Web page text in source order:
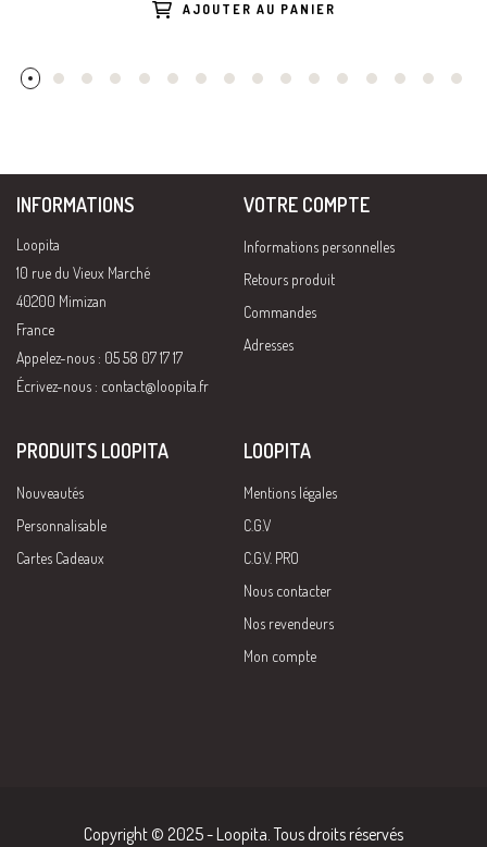
AJOUTER AU PANIER
INFORMATIONS
Loopita
10 rue du Vieux Marché
40200 Mimizan
France
Appelez-nous : 05 58 07 17 17
Écrivez-nous : contact@loopita.fr
VOTRE COMPTE
Informations personnelles
Retours produit
Commandes
Adresses
PRODUITS LOOPITA
Nouveautés
Personnalisable
Cartes Cadeaux
LOOPITA
Mentions légales
C.G.V
C.G.V. PRO
Nous contacter
Nos revendeurs
Mon compte
Copyright © 2025 - Loopita. Tous droits réservés